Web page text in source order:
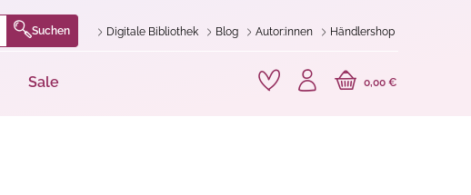
Suchen Digitale Bibliothek Blog Autor:innen Händlershop
Sale 0,00 €